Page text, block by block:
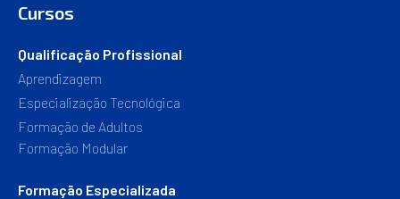
Cursos
Qualificação Profissional
Aprendizagem
Especialização Tecnológica
Formação de Adultos
Formação Modular
Formação Especializada